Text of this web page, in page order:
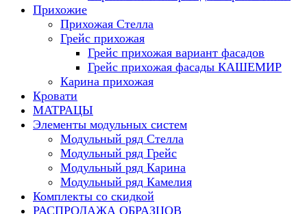
Прихожие
Прихожая Стелла
Грейс прихожая
Грейс прихожая вариант фасадов
Грейс прихожая фасады КАШЕМИР
Карина прихожая
Кровати
МАТРАЦЫ
Элементы модульных систем
Модульный ряд Стелла
Модульный ряд Грейс
Модульный ряд Карина
Модульный ряд Камелия
Комплекты со скидкой
РАСПРОДАЖА ОБРАЗЦОВ